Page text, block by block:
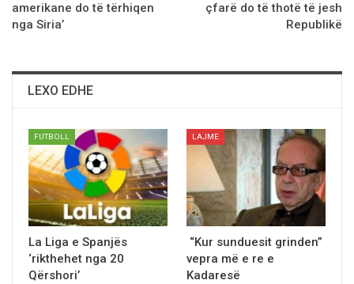
amerikane do të tërhiqen
nga Siria’
çfarë do të thotë të jesh
Republikë
LEXO EDHE
FUTBOLL
La Liga e Spanjës
‘rikthehet nga 20
Qërshori’
LAJME
“Kur sunduesit grinden”
vepra mё e re e
Kadaresё